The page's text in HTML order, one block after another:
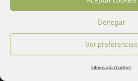
Denegar
Ver preferencias
Información Cookies
Gipuzkoa.
Rituales enGirona.
Granada.